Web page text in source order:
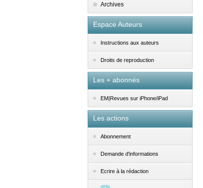
Archives
Espace Auteurs
Instructions aux auteurs
Droits de reproduction
Les + abonnés
EM|Revues sur iPhone/iPad
Les actions
Abonnement
Demande d'informations
Ecrire à la rédaction